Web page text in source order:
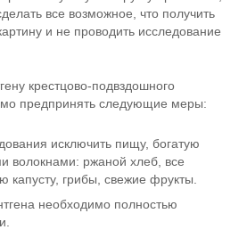
все возможное, что получить
и не проводить исследование
крестцово-подвздошного
предпринять следующие меры:
исключить пищу, богатую
волокнами: ржаной хлеб, все
капусту, грибы, свежие фрукты.
необходимо полностью